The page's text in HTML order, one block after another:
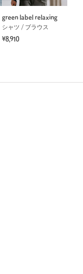
green label relaxing
シャツ / ブラウス
¥8,910